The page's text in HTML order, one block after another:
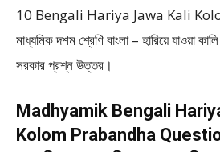
10 Bengali Hariya Jawa Kali
মাধ্যমিক দশম শ্রেণি বাংলা – হারিয়ে যাওয়া
সরকার প্রশ্ন উত্তর।
Madhyamik Bengali
Kolom Prabandha